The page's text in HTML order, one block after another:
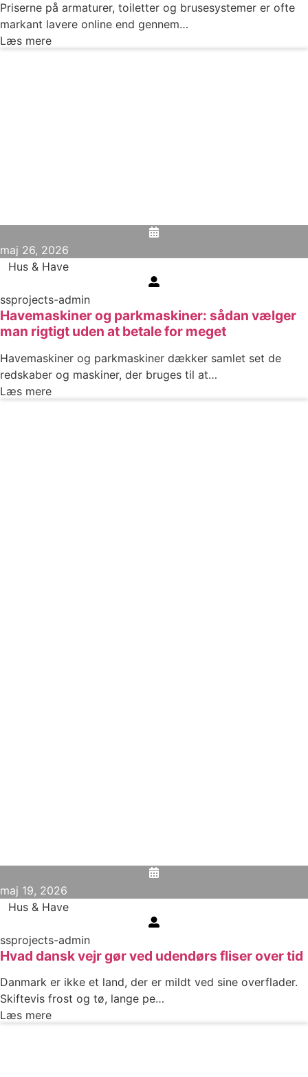
Priserne på armaturer, toiletter og brusesystemer er ofte
markant lavere online end gennem…
Læs mere
maj 26, 2026
Hus & Have
ssprojects-admin
Havemaskiner og parkmaskiner: sådan vælger
man rigtigt uden at betale for meget
Havemaskiner og parkmaskiner dækker samlet set de
redskaber og maskiner, der bruges til at…
Læs mere
maj 19, 2026
Hus & Have
ssprojects-admin
Hvad dansk vejr gør ved udendørs fliser over tid
Danmark er ikke et land, der er mildt ved sine overflader.
Skiftevis frost og tø, lange pe…
Læs mere